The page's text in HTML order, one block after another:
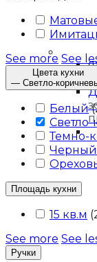
See more See
Цвета кухни
— Светло-
Белый (
Темно-
Черный
Площадь кухни
15 кв.м (
See more See
Ручки